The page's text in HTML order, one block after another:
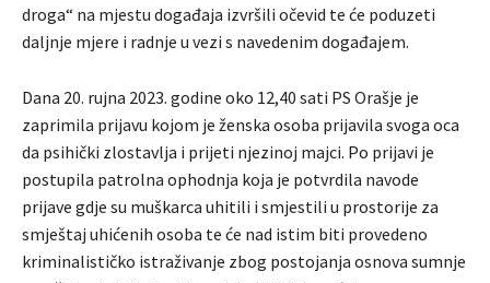
droga“ na mjestu događaja izvršili očevid te će poduzeti
daljnje mjere i radnje u vezi s navedenim događajem.
Dana 20. rujna 2023. godine oko 12,40 sati PS Orašje je
zaprimila prijavu kojom je ženska osoba prijavila svoga oca
da psihički zlostavlja i prijeti njezinoj majci. Po prijavi je
postupila patrolna ophodnja koja je potvrdila navode
prijave gdje su muškarca uhitili i smjestili u prostorije za
smještaj uhićenih osoba te će nad istim biti provedeno
kriminalističko istraživanje zbog postojanja osnova sumnje